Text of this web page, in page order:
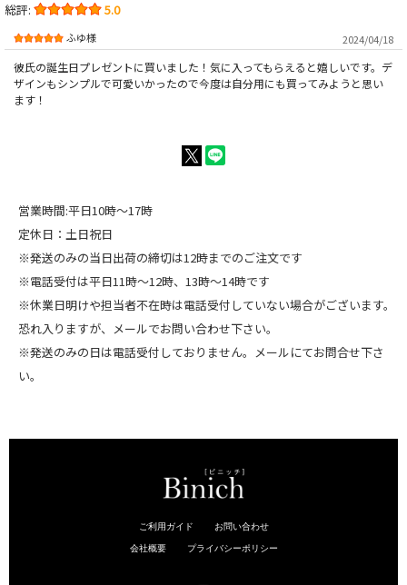
総評: 5.0
ふゆ様 2024/04/18
彼氏の誕生日プレゼントに買いました！気に入ってもらえると嬉しいです。デ
ザインもシンプルで可愛いかったので今度は自分用にも買ってみようと思い
ます！
営業時間:平日10時～17時
定休日：土日祝日
※発送のみの当日出荷の締切は12時までのご注文です
※電話受付は平日11時～12時、13時～14時です
※休業日明けや担当者不在時は電話受付していない場合がございます。
恐れ入りますが、メールでお問い合わせ下さい。
※発送のみの日は電話受付しておりません。メールにてお問合せ下さ
い。